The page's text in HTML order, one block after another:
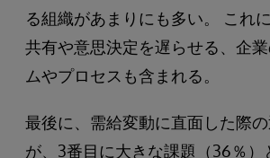
る組織があまりにも多い。 これ
共有や意思決定を遅らせる、企
ムやプロセスも含まれる。
最後に、需給変動に直面した際
が、3番目に大きな課題（36％）